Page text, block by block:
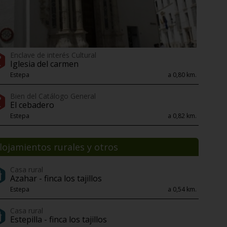
Enclave de interés Cultural
Iglesia del carmen
Estepa a 0,80 km.
Bien del Catálogo General
El cebadero
Estepa a 0,82 km.
rurales y otros
Casa rural
Azahar - finca los tajillos
Estepa a 0,54 km.
Casa rural
Estepilla - finca los tajillos